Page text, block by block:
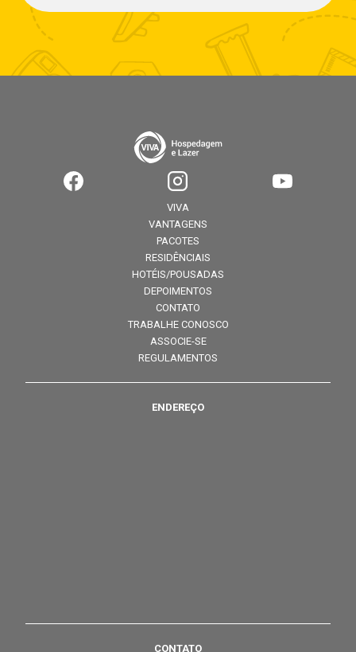
VIVA
VANTAGENS
PACOTES
RESIDÊNCIAIS
HOTÉIS/POUSADAS
DEPOIMENTOS
CONTATO
TRABALHE CONOSCO
ASSOCIE-SE
REGULAMENTOS
ENDEREÇO
CONTATO